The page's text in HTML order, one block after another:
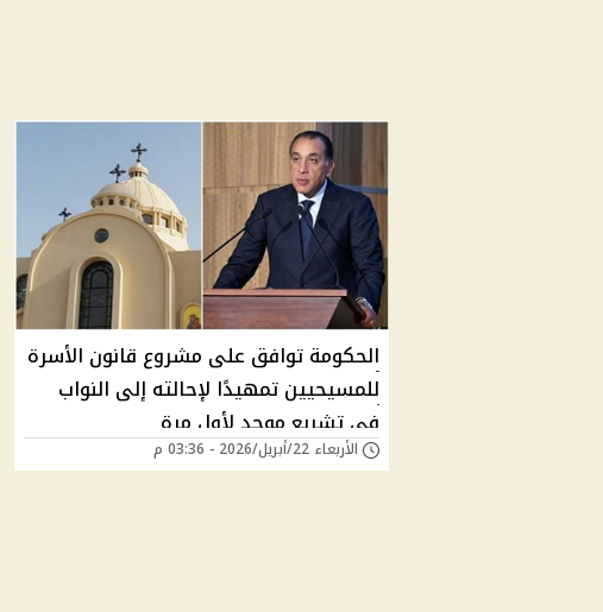
الحكومة توافق على مشروع قانون الأسرة
للمسيحيين تمهيدًا لإحالته إلى النواب
في تشريع موحد لأول مرة
الأربعاء 22/أبريل/2026 - 03:36 م